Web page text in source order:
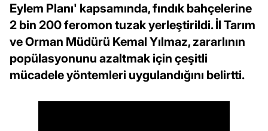
Eylem Planı' kapsamında, fındık bahçelerine
2 bin 200 feromon tuzak yerleştirildi. İl Tarım
ve Orman Müdürü Kemal Yılmaz, zararlının
popülasyonunu azaltmak için çeşitli
mücadele yöntemleri uygulandığını belirtti.